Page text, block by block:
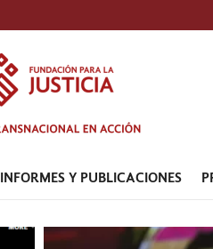
INFORMES Y PUBLICACIONES